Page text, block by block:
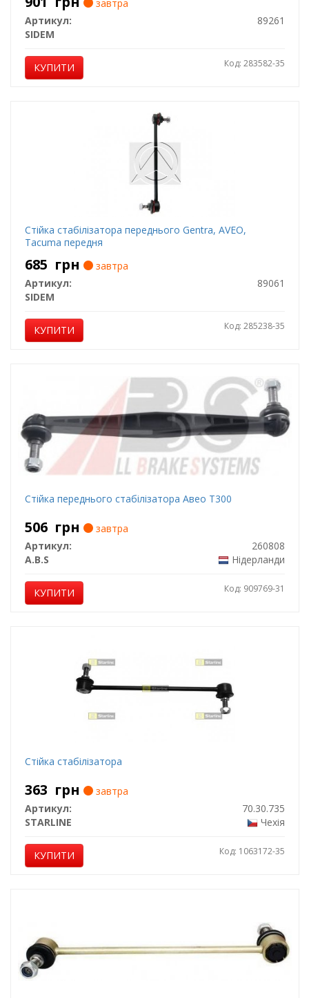
завтра
Артикул:
89261
SIDEM
КУПИТИ Код: 283582-35
Стійка стабілізатора переднього Gentra, AVEO,
Tacuma передня
685 грн
завтра
Артикул:
89061
SIDEM
КУПИТИ Код: 285238-35
Стійка переднього стабілізатора Авео Т300
506 грн
завтра
Артикул:
260808
A.B.S
Нідерланди
КУПИТИ Код: 909769-31
Стійка стабілізатора
363 грн
завтра
Артикул:
70.30.735
STARLINE
Чехія
КУПИТИ Код: 1063172-35